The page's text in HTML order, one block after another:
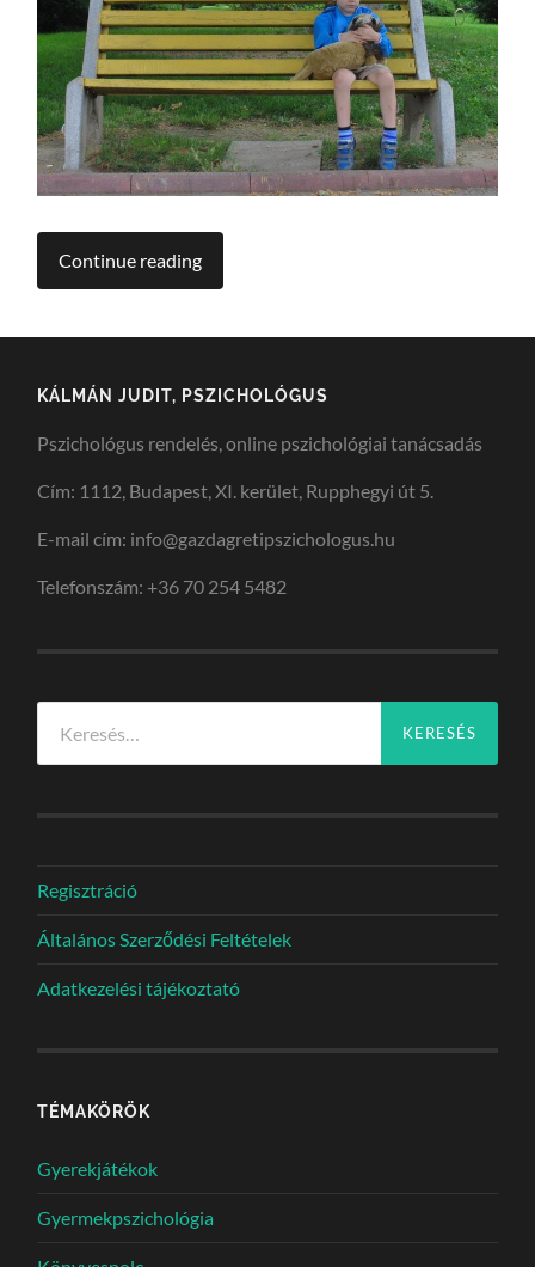
Continue reading
KÁLMÁN JUDIT, PSZICHOLÓGUS
Pszichológus rendelés, online pszichológiai tanácsadás
Cím: 1112, Budapest, XI. kerület, Rupphegyi út 5.
E-mail cím: info@gazdagretipszichologus.hu
Telefonszám: +36 70 254 5482
Regisztráció
Általános Szerződési Feltételek
Adatkezelési tájékoztató
TÉMAKÖRÖK
Gyerekjátékok
Gyermekpszichológia